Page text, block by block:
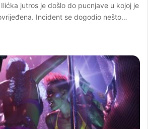
jutros je došlo do pucnjave u kojoj je
Incident se dogodio nešto…